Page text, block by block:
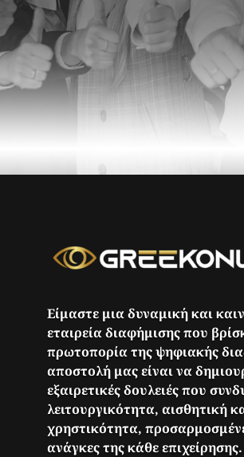
Είμαστε μια δυναμική και
εταιρεία διαφήμισης που
πρωτοπορία της ψηφιακής
αποστολή μας είναι να
εξαιρετικές δουλειές που
λειτουργικότητα, αισθητική
χρηστικότητα,
ανάγκες της κάθε επιχείρησης.